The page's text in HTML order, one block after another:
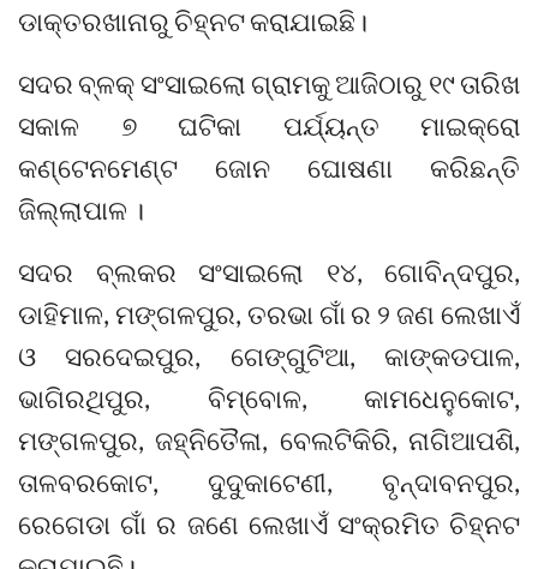
ଡାକ୍ତରଖାନାରୁ ଚିହ୍ନଟ କରାଯାଇଛି।
ସଦର ବ୍ଳକ୍ ସଂସାଇଲୋ ଗ୍ରାମକୁ ଆଜିଠାରୁ ୧୯ ତାରିଖ
ସକାଳ ୭ ଘଟିକା ପର୍ଯ୍ୟନ୍ତ ମାଇକ୍ରୋ
କଣ୍ଟେନମେଣ୍ଟ ଜୋନ ଘୋଷଣା କରିଛନ୍ତି
ଜିଲ୍ଲାପାଳ ।
ସଦର ବ୍ଲକର ସଂସାଇଲୋ ୧୪, ଗୋବିନ୍ଦପୁର,
ଡାହିମାଳ, ମଙ୍ଗଳପୁର, ତରଭା ଗାଁ ର ୨ ଜଣ ଲେଖାଏଁ
ଓ ସରଦେଇପୁର, ଗେଙ୍ଗୁଟିଆ, କାଙ୍କଡପାଳ,
ଭାଗିରଥିପୁର, ବିମ୍ବୋଳ, କାମଧେନୁକୋଟ,
ମଙ୍ଗଳପୁର, ଜହ୍ନିତୈଳା, ବେଲଟିକିରି, ନାଗିଆପଶି,
ତାଳବରକୋଟ, ଦୁଦୁକାଟେଣୀ, ବୃନ୍ଦାବନପୁର,
ରେଗେଡା ଗାଁ ର ଜଣେ ଲେଖାଏଁ ସଂକ୍ରମିତ ଚିହ୍ନଟ